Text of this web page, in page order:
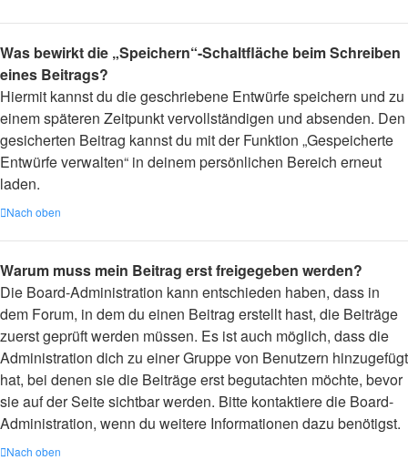
Was bewirkt die „Speichern“-Schaltfläche beim Schreiben
eines Beitrags?
Hiermit kannst du die geschriebene Entwürfe speichern und zu
einem späteren Zeitpunkt vervollständigen und absenden. Den
gesicherten Beitrag kannst du mit der Funktion „Gespeicherte
Entwürfe verwalten“ in deinem persönlichen Bereich erneut
laden.
Nach oben
Warum muss mein Beitrag erst freigegeben werden?
Die Board-Administration kann entschieden haben, dass in
dem Forum, in dem du einen Beitrag erstellt hast, die Beiträge
zuerst geprüft werden müssen. Es ist auch möglich, dass die
Administration dich zu einer Gruppe von Benutzern hinzugefügt
hat, bei denen sie die Beiträge erst begutachten möchte, bevor
sie auf der Seite sichtbar werden. Bitte kontaktiere die Board-
Administration, wenn du weitere Informationen dazu benötigst.
Nach oben